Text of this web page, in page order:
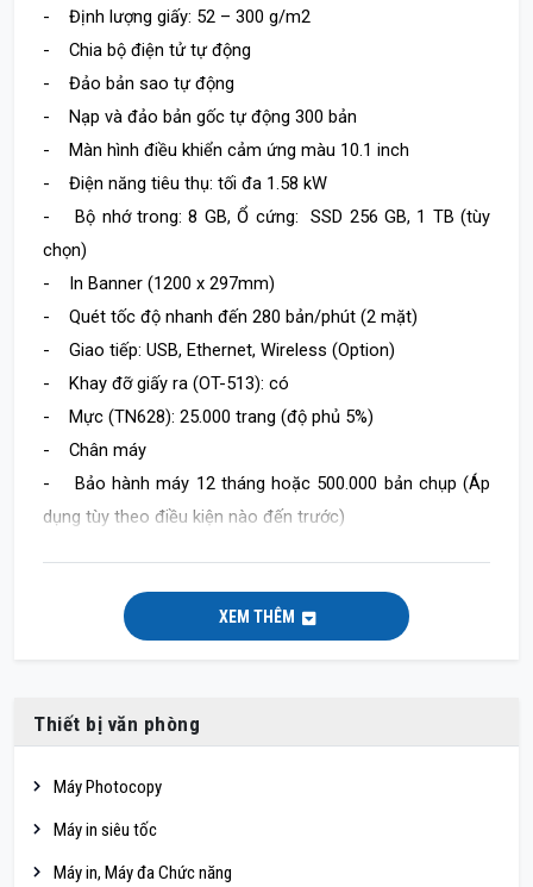
- Định lượng giấy: 52 – 300 g/m2
- Chia bộ điện tử tự động
- Đảo bản sao tự động
- Nạp và đảo bản gốc tự động 300 bản
- Màn hình điều khiển cảm ứng màu 10.1 inch
- Điện năng tiêu thụ: tối đa 1.58 kW
- Bộ nhớ trong: 8 GB, Ổ cứng: SSD 256 GB, 1 TB (tùy
chọn)
- In Banner (1200 x 297mm)
- Quét tốc độ nhanh đến 280 bản/phút (2 mặt)
- Giao tiếp: USB, Ethernet, Wireless (Option)
- Khay đỡ giấy ra (OT-513): có
- Mực (TN628): 25.000 trang (độ phủ 5%)
- Chân máy
- Bảo hành máy 12 tháng hoặc 500.000 bản chụp (Áp
dụng tùy theo điều kiện nào đến trước)
XEM THÊM
Thiết bị văn phòng
Máy Photocopy
Máy in siêu tốc
Máy in, Máy đa Chức năng